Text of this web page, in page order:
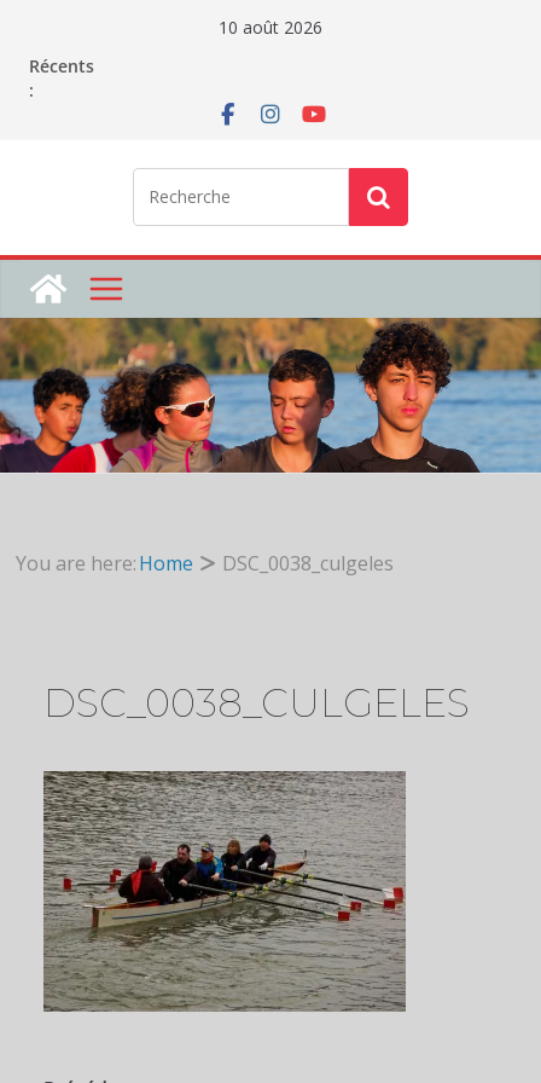
contenu
10 août 2026
Récents
:
You are here:Home DSC_0038_culgeles
DSC_0038_CULGELES